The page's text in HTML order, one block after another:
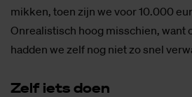
mikken, toen zijn we voor 10.000
Onrealistisch hoog misschien, want
hadden we zelf nog niet zo snel
Zelf iets doen